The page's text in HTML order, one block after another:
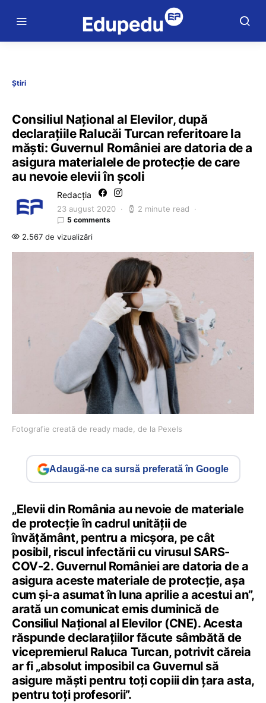
Știri
Consiliul Național al Elevilor, după
declarațiile Ralucăi Turcan referitoare la
măști: Guvernul României are datoria de a
asigura materialele de protecție de care
au nevoie elevii în școli
Redacția
23 august 2020 2 minute read
5 comments
2.567 de vizualizări
Fotografie creată de ready made, de la Pexels
Adaugă-ne ca sursă preferată în Google
„Elevii din România au nevoie de materiale
de protecție în cadrul unității de
învățământ, pentru a micșora, pe cât
posibil, riscul infectării cu virusul SARS-
COV-2. Guvernul României are datoria de a
asigura aceste materiale de protecție, așa
cum și-a asumat în luna aprilie a acestui an”,
arată un comunicat emis duminică de
Consiliul Național al Elevilor (CNE). Acesta
răspunde declarațiilor făcute sâmbătă de
vicepremierul Raluca Turcan, potrivit căreia
ar fi „absolut imposibil ca Guvernul să
asigure măști pentru toți copiii din țara asta,
pentru toți profesorii”.